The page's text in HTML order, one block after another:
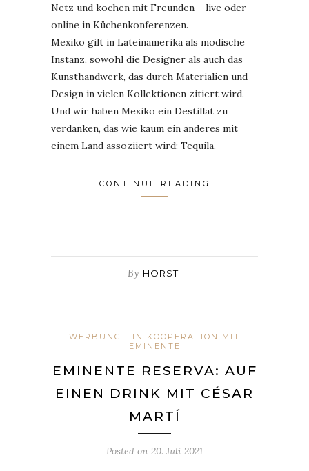
Netz und kochen mit Freunden – live oder
online in Küchenkonferenzen.
Mexiko gilt in Lateinamerika als modische
Instanz, sowohl die Designer als auch das
Kunsthandwerk, das durch Materialien und
Design in vielen Kollektionen zitiert wird.
Und wir haben Mexiko ein Destillat zu
verdanken, das wie kaum ein anderes mit
einem Land assoziiert wird: Tequila.
CONTINUE READING
By HORST
WERBUNG - IN KOOPERATION MIT
EMINENTE
EMINENTE RESERVA: AUF
EINEN DRINK MIT CÉSAR
MARTÍ
Posted on 20. Juli 2021